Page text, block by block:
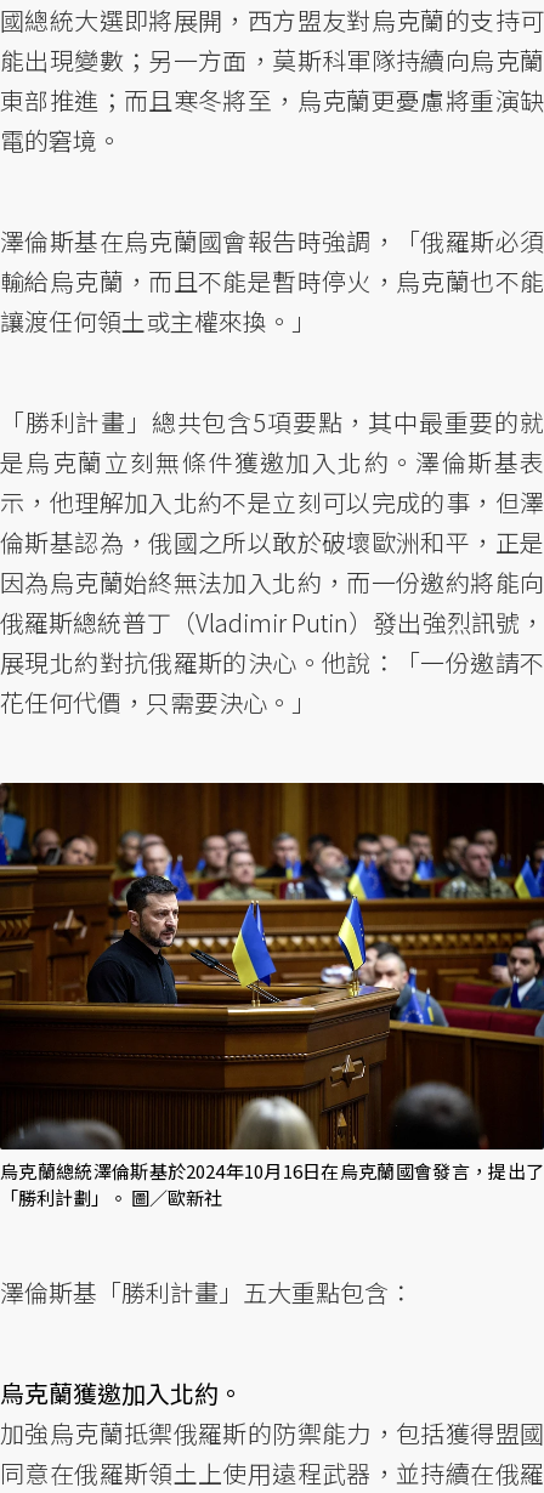
國總統大選即將展開，西方盟友對烏克蘭的支持可
能出現變數；另一方面，莫斯科軍隊持續向烏克蘭
東部推進；而且寒冬將至，烏克蘭更憂慮將重演缺
電的窘境。
澤倫斯基在烏克蘭國會報告時強調，「俄羅斯必須
輸給烏克蘭，而且不能是暫時停火，烏克蘭也不能
讓渡任何領土或主權來換。」
「勝利計畫」總共包含5項要點，其中最重要的就
是烏克蘭立刻無條件獲邀加入北約。澤倫斯基表
示，他理解加入北約不是立刻可以完成的事，但澤
倫斯基認為，俄國之所以敢於破壞歐洲和平，正是
因為烏克蘭始終無法加入北約，而一份邀約將能向
俄羅斯總統普丁（Vladimir Putin）發出強烈訊號，
展現北約對抗俄羅斯的決心。他說：「一份邀請不
花任何代價，只需要決心。」
烏克蘭總統澤倫斯基於2024年10月16日在烏克蘭國會發言，提出了
「勝利計劃」。 圖／歐新社
澤倫斯基「勝利計畫」五大重點包含：
烏克蘭獲邀加入北約。
加強烏克蘭抵禦俄羅斯的防禦能力，包括獲得盟國
同意在俄羅斯領土上使用遠程武器，並持續在俄羅